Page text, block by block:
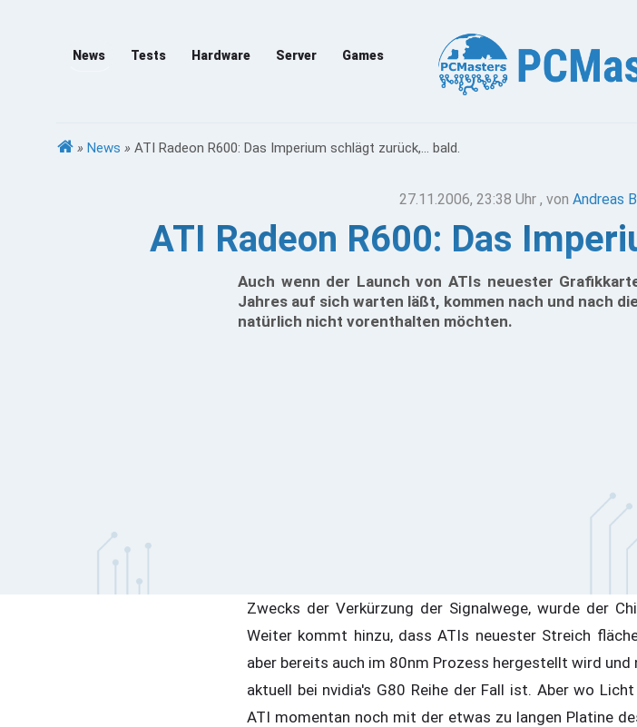
News Tests Hardware Server Games
» News » ATI Radeon R600: Das Imperium schlägt zurück,... bald.
27.11.2006, 23:38 Uhr , vonAndreas
ATI Radeon R600: Das
Auch wenn der Launch von ATIs neuester
Jahres auf sich warten läßt, kommen nach und nach
natürlich nicht vorenthalten möchten.
Zwecks der Verkürzung der Signalwege, wurde der
Weiter kommt hinzu, dass ATIs neuester Streich
aber bereits auch im 80nm Prozess hergestellt wird
aktuell bei nvidia's G80 Reihe der Fall ist. Aber wo
ATI momentan noch mit der etwas zu langen Platine